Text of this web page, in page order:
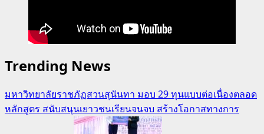
แพทยศาสตร์
เพียง
ที่
นั่ง
เท่านั้น
Trending News
มหาวิทยาลัยราชภัฏสวนสุนันทา มอบ 29 ทุนแบบต่อเนื่องตลอด
หลักสูตร สนับสนุนเยาวชนเรียนจนจบ สร้างโอกาสทางการ